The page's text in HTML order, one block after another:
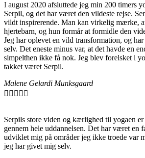
I august 2020 afsluttede jeg min 200 timers
Serpil, og det har været den vildeste rejse.
vildt inspirerende. Man kan virkelig mærke,
hjertebarn, og hun formår at formidle den
Jeg har oplevet en vild transformation, og
selv. Det eneste minus var, at det havde en
simpelthen ikke få nok. Jeg blev forelsket i
takket været Serpil.
Malene Gelardi Munksgaard
    
Serpils store viden og kærlighed til yogaen er
gennem hele uddannelsen. Det har været en
udviklet mig på områder jeg ikke troede var
jeg har givet mig selv.